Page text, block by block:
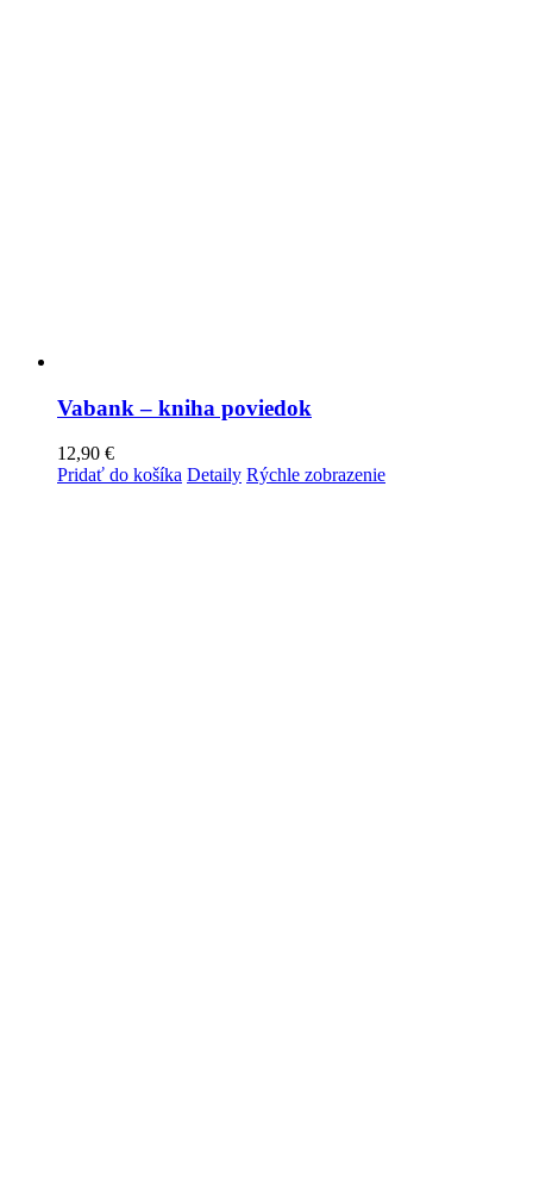
Vabank – kniha poviedok
12,90 €
Pridať do košíka Detaily Rýchle zobrazenie